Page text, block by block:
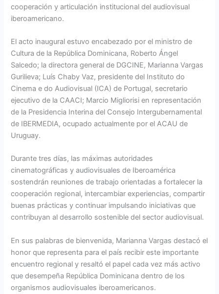
cooperación y articulación institucional del audiovisual
iberoamericano.
El acto inaugural estuvo encabezado por el ministro de
Cultura de la República Dominicana, Roberto Ángel
Salcedo; la directora general de DGCINE, Marianna Vargas
Gurilieva; Luís Chaby Vaz, presidente del Instituto do
Cinema e do Audiovisual (ICA) de Portugal, secretario
ejecutivo de la CAACI; Marcio Migliorisi en representación
de la Presidencia Interina del Consejo Intergubernamental
de IBERMEDIA, ocupado actualmente por el ACAU de
Uruguay.
Durante tres días, las máximas autoridades
cinematográficas y audiovisuales de Iberoamérica
sostendrán reuniones de trabajo orientadas a fortalecer la
cooperación regional, intercambiar experiencias, compartir
buenas prácticas y continuar impulsando iniciativas que
contribuyan al desarrollo sostenible del sector audiovisual.
En sus palabras de bienvenida, Marianna Vargas destacó el
honor que representa para el país recibir este importante
encuentro regional y resaltó el papel cada vez más activo
que desempeña República Dominicana dentro de los
organismos audiovisuales iberoamericanos.